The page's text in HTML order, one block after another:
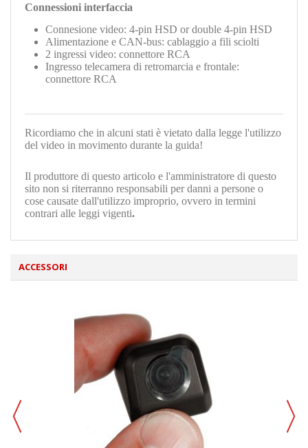
Connessioni interfaccia
Connesione video: 4-pin HSD or double 4-pin HSD
Alimentazione e CAN-bus: cablaggio a fili sciolti
2 ingressi video: connettore RCA
Ingresso telecamera di retromarcia e frontale:
connettore RCA
Ricordiamo che in alcuni stati è vietato dalla legge l'utilizzo
del video in movimento durante la guida!
Il produttore di questo articolo e l'amministratore di questo
sito non si riterranno responsabili per danni a persone o
cose causate dall'utilizzo improprio, ovvero in termini
contrari alle leggi vigenti.
ACCESSORI